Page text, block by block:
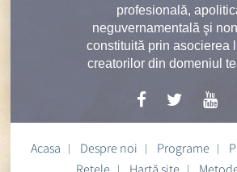
profesională,
neguvernamentală şi
constituită prin asocierea
creatorilor din domeniul
Acasa Despre noi Programe
Rețele
Hartă site